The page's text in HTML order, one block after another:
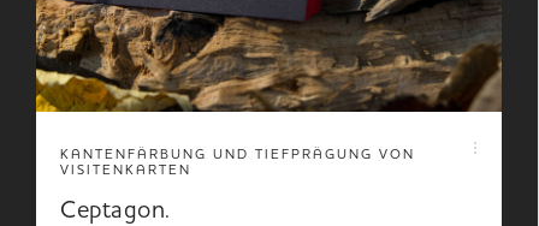
KANTENFÄRBUNG UND TIEFPRÄGUNG VON
VISITENKARTEN
Ceptagon.